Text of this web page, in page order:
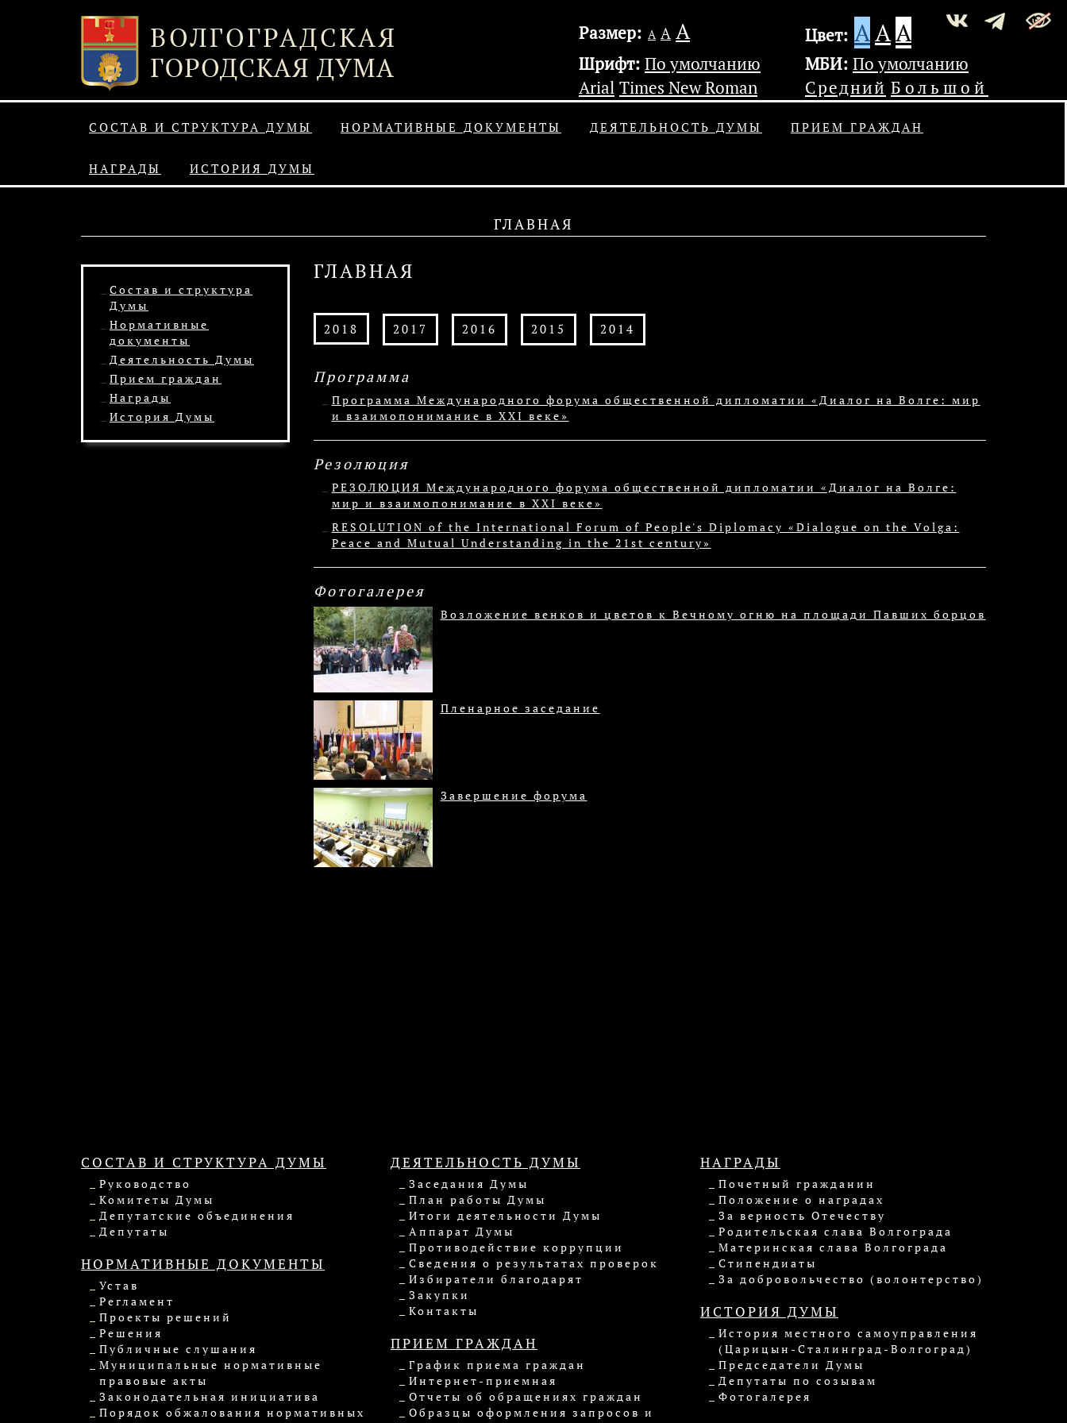
Размер: А А А Цвет: AAA
Шрифт: По умолчанию
Arial Times New Roman
МБИ: По умолчанию
Средний Большой
СОСТАВ И СТРУКТУРА ДУМЫ НОРМАТИВНЫЕ ДОКУМЕНТЫ ДЕЯТЕЛЬНОСТЬ ДУМЫ ПРИЕМ ГРАЖДАН
НАГРАДЫ ИСТОРИЯ ДУМЫ
ГЛАВНАЯ
Состав и структура
Думы
Нормативные
документы
Деятельность Думы
Прием граждан
Награды
История Думы
ГЛАВНАЯ
2018 2017 2016 2015 2014
Программа
Программа Международного форума общественной дипломатии «Диалог на Волге: мир
и взаимопонимание в XXI веке»
Резолюция
РЕЗОЛЮЦИЯ Международного форума общественной дипломатии «Диалог на Волге:
мир и взаимопонимание в XXI веке»
RESOLUTION of the International Forum of People's Diplomacy «Dialogue on the Volga:
Peace and Mutual Understanding in the 21st century»
Фотогалерея
Возложение венков и цветов к Вечному огню на площади Павших борцов
Пленарное заседание
Завершение форума
СОСТАВ И СТРУКТУРА ДУМЫ
Руководство
Комитеты Думы
Депутатские объединения
Депутаты
НОРМАТИВНЫЕ ДОКУМЕНТЫ
Устав
Регламент
Проекты решений
Решения
Публичные слушания
Муниципальные нормативные
правовые акты
Законодательная инициатива
Порядок обжалования нормативных
ДЕЯТЕЛЬНОСТЬ ДУМЫ
Заседания Думы
План работы Думы
Итоги деятельности Думы
Аппарат Думы
Противодействие коррупции
Сведения о результатах проверок
Избиратели благодарят
Закупки
Контакты
ПРИЕМ ГРАЖДАН
График приема граждан
Интернет-приемная
Отчеты об обращениях граждан
Образцы оформления запросов и
НАГРАДЫ
Почетный гражданин
Положение о наградах
За верность Отечеству
Родительская слава Волгограда
Материнская слава Волгограда
Стипендиаты
За добровольчество (волонтерство)
ИСТОРИЯ ДУМЫ
История местного самоуправления
(Царицын-Сталинград-Волгоград)
Председатели Думы
Депутаты по созывам
Фотогалерея